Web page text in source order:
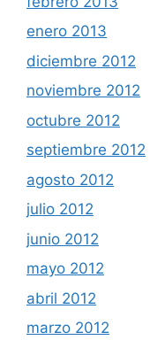
enero 2013
diciembre 2012
noviembre 2012
octubre 2012
septiembre 2012
agosto 2012
julio 2012
junio 2012
mayo 2012
abril 2012
marzo 2012